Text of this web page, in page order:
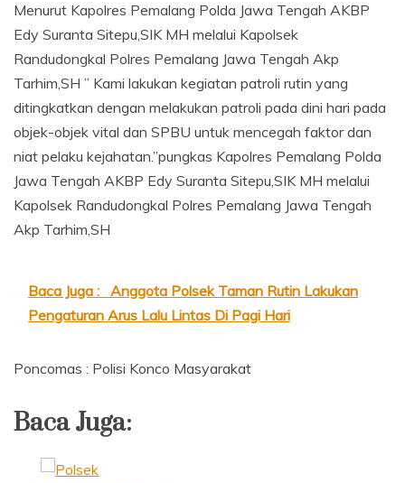
Menurut Kapolres Pemalang Polda Jawa Tengah AKBP
Edy Suranta Sitepu,SIK MH melalui Kapolsek
Randudongkal Polres Pemalang Jawa Tengah Akp
Tarhim,SH ” Kami lakukan kegiatan patroli rutin yang
ditingkatkan dengan melakukan patroli pada dini hari pada
objek-objek vital dan SPBU untuk mencegah faktor dan
niat pelaku kejahatan.”pungkas Kapolres Pemalang Polda
Jawa Tengah AKBP Edy Suranta Sitepu,SIK MH melalui
Kapolsek Randudongkal Polres Pemalang Jawa Tengah
Akp Tarhim,SH
Baca Juga : Anggota Polsek Taman Rutin Lakukan
Pengaturan Arus Lalu Lintas Di Pagi Hari
Poncomas : Polisi Konco Masyarakat
Baca Juga: